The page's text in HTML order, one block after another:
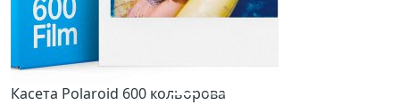
Касета Polaroid 600 кольорова